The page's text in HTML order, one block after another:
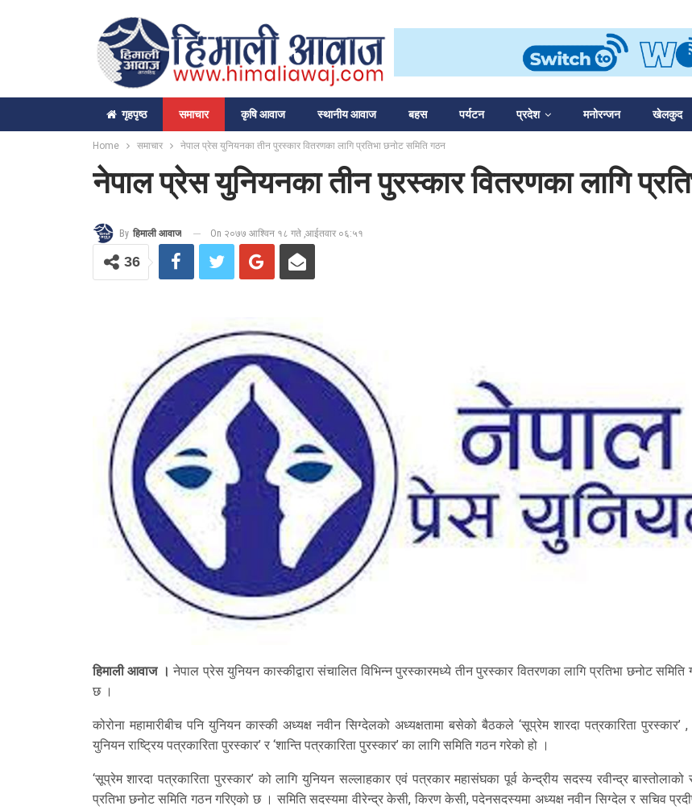
गृहपृष्‍ठ समाचार कृषि आवाज स्थानीय आवाज बहस पर्यटन प्रदेश मनोरन्जन खेलकुद
Home समाचार नेपाल प्रेस युनियनका तीन पुरस्कार वितरणका लागि प्रतिभा छनोट समिति गठन
नेपाल प्रेस युनियनका तीन पुरस्कार वितरणका लागि
By हिमाली आवाज On २०७७ आश्विन १८ गते ,आईतवार ०६:५१
36
हिमाली आवाज । नेपाल प्रेस युनियन कास्कीद्वारा संचालित विभिन्न पुरस्कारमध्ये तीन पुरस्कार वितरणका लागि प्रतिभा छनोट समिति
छ ।
कोरोना महामारीबीच पनि युनियन कास्की अध्यक्ष नवीन सिग्देलको अध्यक्षतामा बसेको बैठकले ‘सूप्रेम शारदा पत्रकारिता पुरस्कार’
युनियन राष्ट्रिय पत्रकारिता पुरस्कार’ र ‘शान्ति पत्रकारिता पुरस्कार’ का लागि समिति गठन गरेको हो ।
‘सूप्रेम शारदा पत्रकारिता पुरस्कार’ को लागि युनियन सल्लाहकार एवं पत्रकार महासंघका पूर्व केन्द्रीय सदस्य रवीन्द्र बास्तोलाको
प्रतिभा छनोट समिति गठन गरिएको छ । समिति सदस्यमा वीरेन्द्र केसी, किरण केसी, पदेनसदस्यमा अध्यक्ष नवीन सिग्देल र सचिव